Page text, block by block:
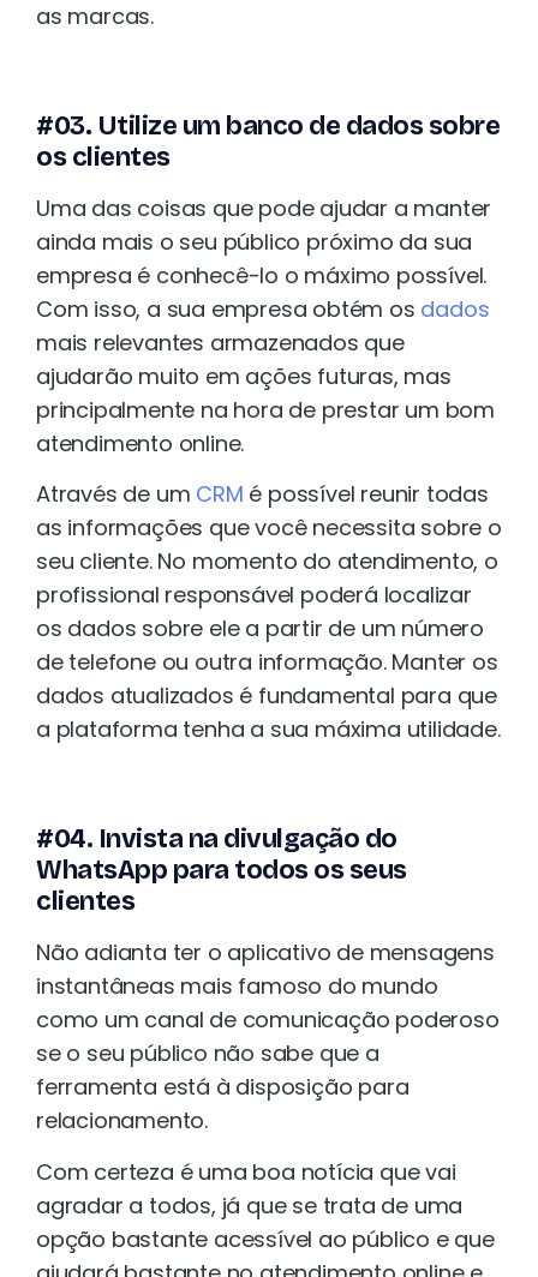
as marcas.
#03. Utilize um banco de dados sobre
os clientes
Uma das coisas que pode ajudar a manter
ainda mais o seu público próximo da sua
empresa é conhecê-lo o máximo possível.
Com isso, a sua empresa obtém os dados
mais relevantes armazenados que
ajudarão muito em ações futuras, mas
principalmente na hora de prestar um bom
atendimento online.
Através de um CRM é possível reunir todas
as informações que você necessita sobre o
seu cliente. No momento do atendimento, o
profissional responsável poderá localizar
os dados sobre ele a partir de um número
de telefone ou outra informação. Manter os
dados atualizados é fundamental para que
a plataforma tenha a sua máxima utilidade.
#04. Invista na divulgação do
WhatsApp para todos os seus
clientes
Não adianta ter o aplicativo de mensagens
instantâneas mais famoso do mundo
como um canal de comunicação poderoso
se o seu público não sabe que a
ferramenta está à disposição para
relacionamento.
Com certeza é uma boa notícia que vai
agradar a todos, já que se trata de uma
opção bastante acessível ao público e que